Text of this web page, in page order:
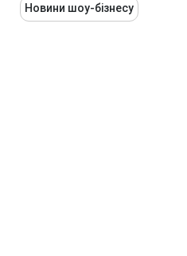
Новини шоу-бізнесу